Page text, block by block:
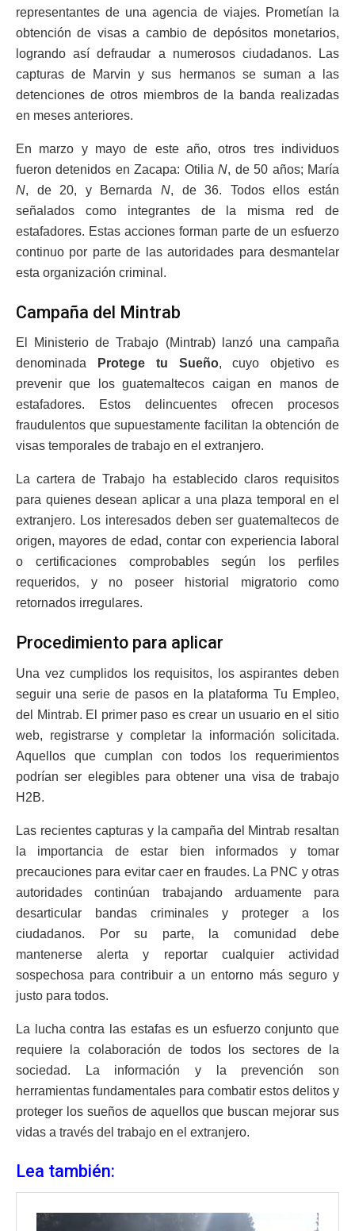
representantes de una agencia de viajes. Prometían la
obtención de visas a cambio de depósitos monetarios,
logrando así defraudar a numerosos ciudadanos. Las
capturas de Marvin y sus hermanos se suman a las
detenciones de otros miembros de la banda realizadas
en meses anteriores.
En marzo y mayo de este año, otros tres individuos
fueron detenidos en Zacapa: OtiliaN, de 50 años; María
N, de 20, y Bernarda N, de 36. Todos ellos están
señalados como integrantes de la misma red de
estafadores. Estas acciones forman parte de un esfuerzo
continuo por parte de las autoridades para desmantelar
esta organización criminal.
Campaña del Mintrab
El Ministerio de Trabajo (Mintrab) lanzó una campaña
denominada
Protege tu Sueño, cuyo objetivo es
prevenir que los guatemaltecos caigan en manos de
estafadores. Estos delincuentes ofrecen procesos
fraudulentos que supuestamente facilitan la obtención de
visas temporales de trabajo en el extranjero.
La cartera de Trabajo ha establecido claros requisitos
para quienes desean aplicar a una plaza temporal en el
extranjero. Los interesados deben ser guatemaltecos de
origen, mayores de edad, contar con experiencia laboral
o certificaciones comprobables según los perfiles
requeridos, y no poseer historial migratorio como
retornados irregulares.
Procedimiento para aplicar
Una vez cumplidos los requisitos, los aspirantes deben
seguir una serie de pasos en la plataforma Tu Empleo,
del Mintrab. El primer paso es crear un usuario en el sitio
web, registrarse y completar la información solicitada.
Aquellos que cumplan con todos los requerimientos
podrían ser elegibles para obtener una visa de trabajo
H2B.
Las recientes capturas y la campaña del Mintrab resaltan
la importancia de estar bien informados y tomar
precauciones para evitar caer en fraudes. La PNC y otras
autoridades continúan trabajando arduamente para
desarticular bandas criminales y proteger a los
ciudadanos. Por su parte, la comunidad debe
mantenerse alerta y reportar cualquier actividad
sospechosa para contribuir a un entorno más seguro y
justo para todos.
La lucha contra las estafas es un esfuerzo conjunto que
requiere la colaboración de todos los sectores de la
sociedad. La información y la prevención son
herramientas fundamentales para combatir estos delitos y
proteger los sueños de aquellos que buscan mejorar sus
vidas a través del trabajo en el extranjero.
Lea también: